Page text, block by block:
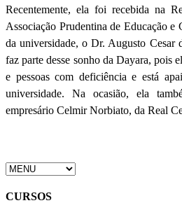
Recentemente, ela foi recebida na
Associação Prudentina de Educação e
da universidade, o Dr. Augusto
faz parte desse sonho da Dayara, pois
e pessoas com deficiência e está
universidade. Na ocasião, ela
empresário Celmir Norbiato, da Real
CURSOS